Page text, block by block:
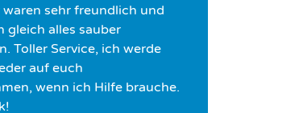
sehr freundlich und
gleich alles sauber
Toller Service, ich werde
auf euch
wenn ich Hilfe brauche.